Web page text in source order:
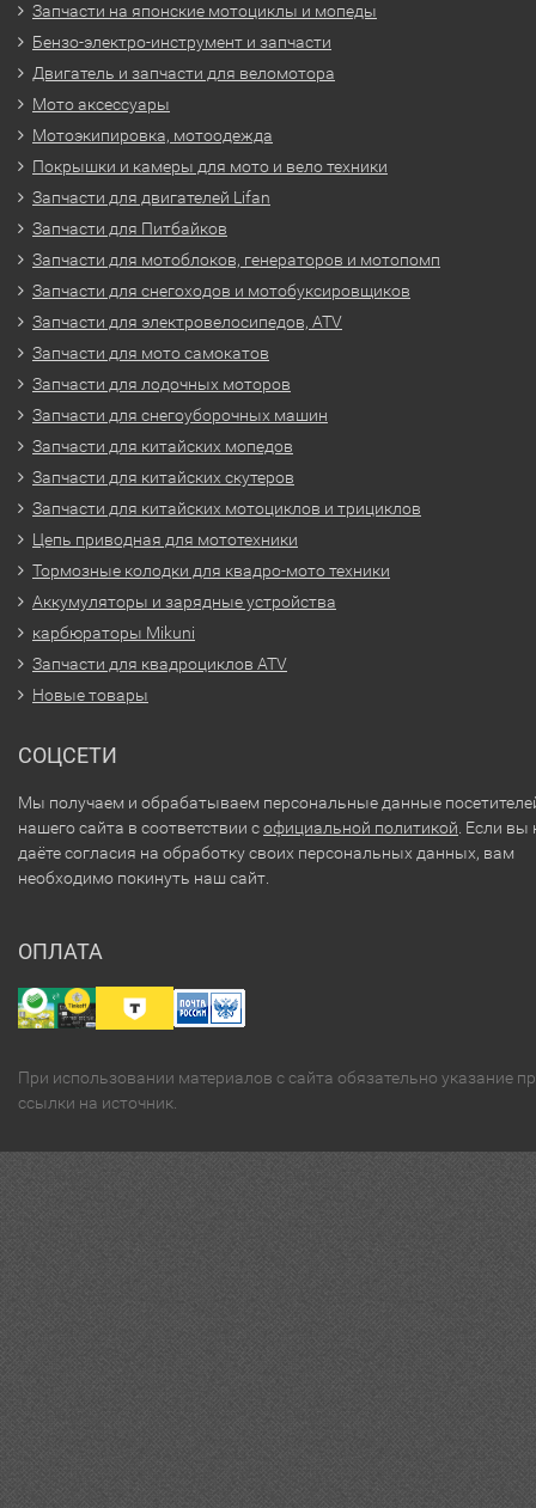
Запчасти на японские мотоциклы и мопеды
Бензо-электро-инструмент и запчасти
Двигатель и запчасти для веломотора
Мото аксессуары
Мотоэкипировка, мотоодежда
Покрышки и камеры для мото и вело техники
Запчасти для двигателей Lifan
Запчасти для Питбайков
Запчасти для мотоблоков, генераторов и мотопомп
Запчасти для снегоходов и мотобуксировщиков
Запчасти для электровелосипедов, ATV
Запчасти для мото самокатов
Запчасти для лодочных моторов
Запчасти для снегоуборочных машин
Запчасти для китайских мопедов
Запчасти для китайских скутеров
Запчасти для китайских мотоциклов и трициклов
Цепь приводная для мототехники
Тормозные колодки для квадро-мото техники
Аккумуляторы и зарядные устройства
карбюраторы Mikuni
Запчасти для квадроциклов ATV
Новые товары
СОЦСЕТИ
Мы получаем и обрабатываем персональные данные
нашего сайта в соответствии софициальной политикой. Если вы
даёте согласия на обработку своих персональных данных, вам
необходимо покинуть наш сайт.
ОПЛАТА
При использовании материалов с сайта обязательно указание
ссылки на источник.